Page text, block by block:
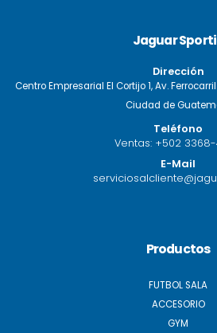
Jaguar
Dirección
Centro Empresarial El Cortijo 1, Av.
Ciudad de
Teléfono
Ventas: +502
E-Mail
Productos
FUTBOL SALA
ACCESORIO
GYM